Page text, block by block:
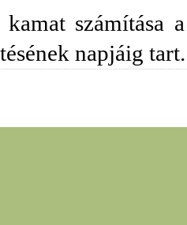
kamat számítása
napjáig tart.